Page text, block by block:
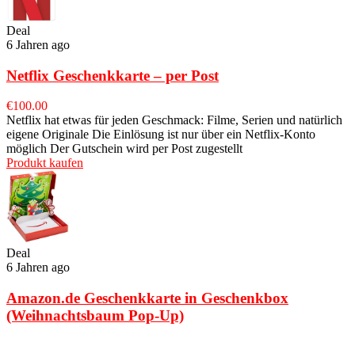
Deal
6 Jahren ago
Netflix Geschenkkarte – per Post
€100.00
Netflix hat etwas für jeden Geschmack: Filme, Serien und natürlich
eigene Originale Die Einlösung ist nur über ein Netflix-Konto
möglich Der Gutschein wird per Post zugestellt
Produkt kaufen
Deal
6 Jahren ago
Amazon.de Geschenkkarte in Geschenkbox
(Weihnachtsbaum Pop-Up)